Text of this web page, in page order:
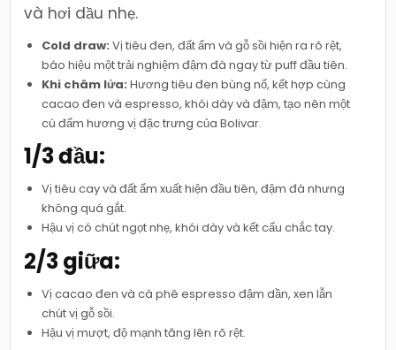
và hơi dầu nhẹ.
Cold draw: Vị tiêu đen, đất ẩm và gỗ sồi hiện ra rõ rệt,
báo hiệu một trải nghiệm đậm đà ngay từ puff đầu tiên.
Khi châm lửa: Hương tiêu đen bùng nổ, kết hợp cùng
cacao đen và espresso, khói dày và đậm, tạo nên một
cú đấm hương vị đặc trưng của Bolivar.
1/3 đầu:
Vị tiêu cay và đất ẩm xuất hiện đầu tiên, đậm đà nhưng
không quá gắt.
Hậu vị có chút ngọt nhẹ, khói dày và kết cấu chắc tay.
2/3 giữa:
Vị cacao đen và cà phê espresso đậm dần, xen lẫn
chút vị gỗ sồi.
Hậu vị mượt, độ mạnh tăng lên rõ rệt.